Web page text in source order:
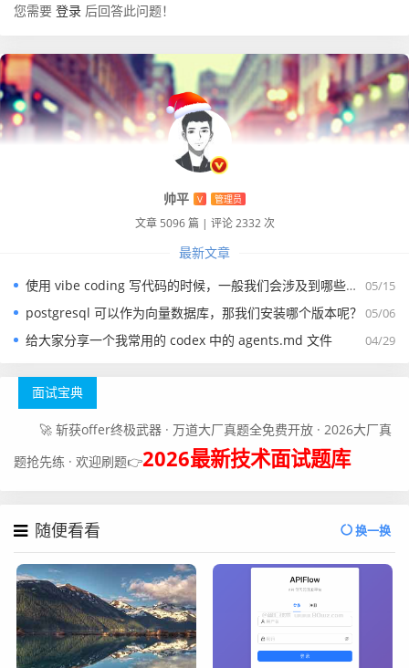
您需要 登录 后回答此问题！
帅平 V 管理员
文章 5096 篇 | 评论 2332 次
最新文章
05/15
使用 vibe coding 写代码的时候，一般我们会涉及到哪些提示词？
05/06
postgresql 可以作为向量数据库，那我们安装哪个版本呢？
04/29
给大家分享一个我常用的 codex 中的 agents.md 文件
面试宝典
🚀 斩获offer终极武器 · 万道大厂真题全免费开放 · 2026大厂真
题抢先练 · 欢迎刷题👉2026最新技术面试题库
随便看看 换一换